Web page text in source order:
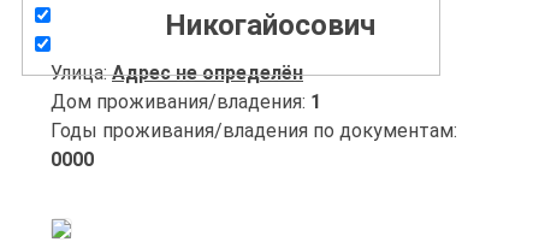
Никогайосович
Улица:Адрес не определён
Дом проживания/владения: 1
Годы проживания/владения по документам:
0000